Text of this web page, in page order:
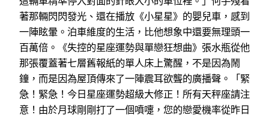
著那輛閃閃發光、還在播放《小星星》的嬰兒車，感到
一陣眩暈。泊車維度的生活，比他想象中還要無理頭一
百萬倍。《失控的星座運勢與單戀狂想曲》張水瓶從他
那張覆蓋著七層舊報紙的單人床上驚醒，不是因為鬧
鐘，而是因為屋頂傳來了一陣震耳欲聾的廣播聲。「緊
急！緊急！今日星座運勢超級大修正！所有天秤座請注
意！由於月球剛剛打了一個噴嚏，您的戀愛機率從昨日